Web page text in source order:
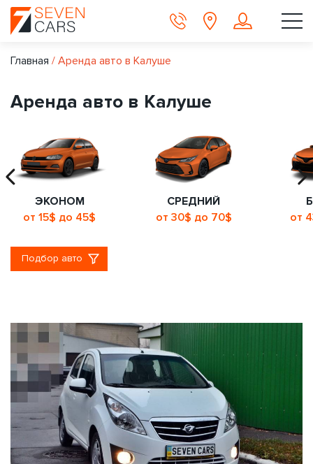
Главная / Аренда авто в Калуше
Аренда авто в Калуше
ЭКОНОМ
от 15$ до 45$
СРЕДНИЙ
от 30$ до 70$
от
Подбор авто